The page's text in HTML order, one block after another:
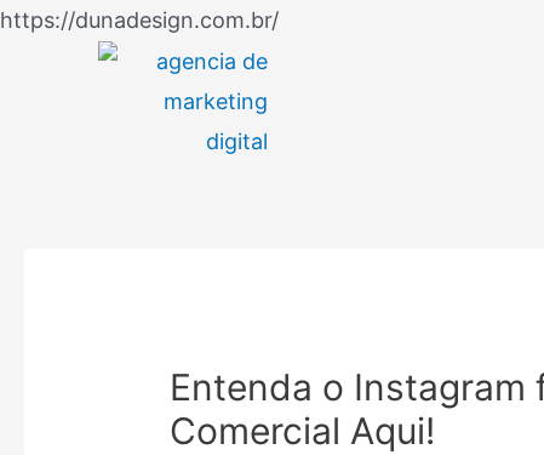
https://dunadesign.com.br/Ir
Entenda o Instagram
Comercial Aqui!
Navegação